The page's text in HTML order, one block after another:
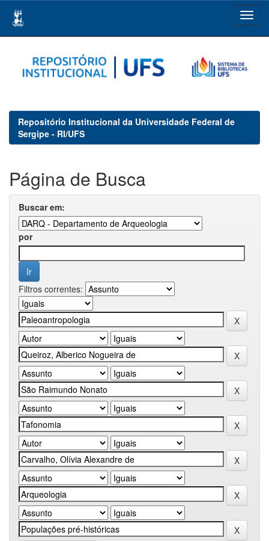
navigation
Repositório Institucional da Universidade Federal de
Sergipe - RI/UFS
Página de Busca
Buscar em:
por
Filtros correntes: